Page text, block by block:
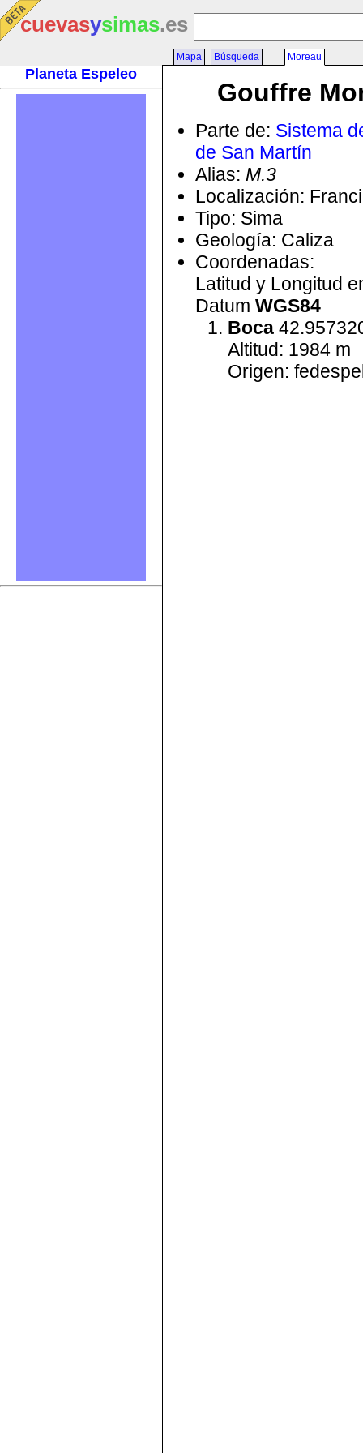
cuevasysimas.es
Planeta Espeleo
Mapa Búsqueda Moreau
Gouffre
Parte de: Sistema
de San Martín
Alias: M.3
Localización:
Tipo: Sima
Geología: Caliza
Coordenadas:
Latitud y Longitud
Datum WGS84
Boca
Altitud: 1984 m
Origen: